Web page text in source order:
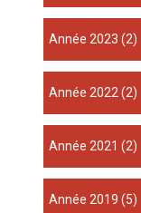
année 2023 (2)
année 2022 (2)
année 2021 (2)
année 2019 (5)